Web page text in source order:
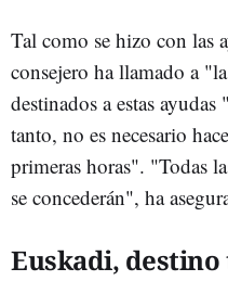
Tal como se hizo con las
consejero ha llamado a
destinados a estas
tanto, no es necesario
primeras horas". "Todas
se concederán", ha
Euskadi,